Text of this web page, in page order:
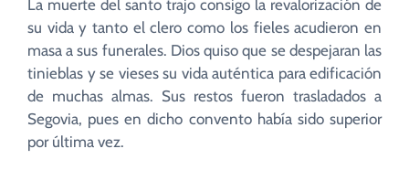
La muerte del santo trajo consigo la revalorización de
su vida y tanto el clero como los fieles acudieron en
masa a sus funerales. Dios quiso que se despejaran las
tinieblas y se vieses su vida auténtica para edificación
de muchas almas. Sus restos fueron trasladados a
Segovia, pues en dicho convento había sido superior
por última vez.